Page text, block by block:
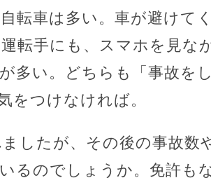
転車は多い。車が避けて
転手にも、スマホを見な
多い。どちらも「事故を
をつけなければ。
したが、その後の事故数
るのでしょうか。免許も